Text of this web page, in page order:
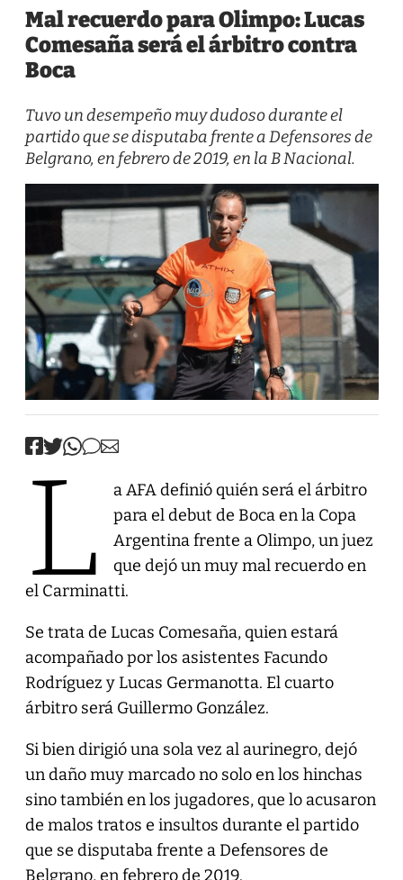
Mal recuerdo para Olimpo: Lucas
Comesaña será el árbitro contra
Boca
Tuvo un desempeño muy dudoso durante el
partido que se disputaba frente a Defensores de
Belgrano, en febrero de 2019, en la B Nacional.
L
a AFA definió quién será el árbitro
para el debut de Boca en la Copa
Argentina frente a Olimpo, un juez
que dejó un muy mal recuerdo en
el Carminatti.
Se trata de Lucas Comesaña, quien estará
acompañado por los asistentes Facundo
Rodríguez y Lucas Germanotta. El cuarto
árbitro será Guillermo González.
Si bien dirigió una sola vez al aurinegro, dejó
un daño muy marcado no solo en los hinchas
sino también en los jugadores, que lo acusaron
de malos tratos e insultos durante el partido
que se disputaba frente a Defensores de
Belgrano, en febrero de 2019.